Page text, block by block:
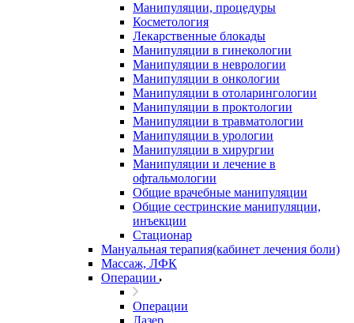
Манипуляции, процедуры
Косметология
Лекарственные блокады
Манипуляции в гинекологии
Манипуляции в неврологии
Манипуляции в онкологии
Манипуляции в отоларингологии
Манипуляции в проктологии
Манипуляции в травматологии
Манипуляции в урологии
Манипуляции в хирургии
Манипуляции и лечение в
офтальмологии
Общие врачебные манипуляции
Общие сестринские манипуляции,
инъекции
Стационар
Мануальная терапия(кабинет лечения боли)
Массаж, ЛФК
Операции
Операции
Лазер